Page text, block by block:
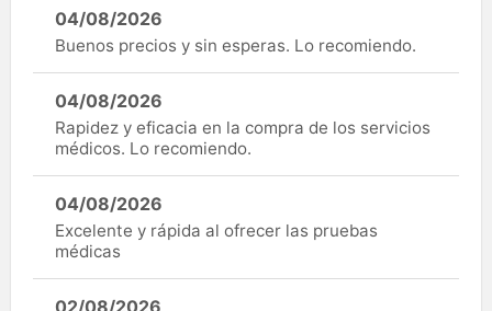
04/08/2026
Buenos precios y sin esperas. Lo recomiendo.
04/08/2026
Rapidez y eficacia en la compra de los servicios
médicos. Lo recomiendo.
04/08/2026
Excelente y rápida al ofrecer las pruebas
médicas
02/08/2026